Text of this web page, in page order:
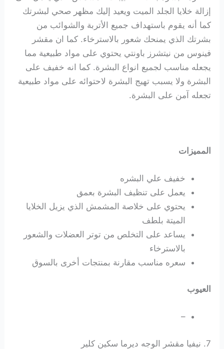
إزالة خلايا الجلد الميت ويعيد إليك مظهر صحي لبشرتك
كما أنه يقوم باستهداف جميع الأتربة والشوائب من
بشرتك الذي يمنحك شعور بالاسترخاء. كما ان مقشر
فينوس من نيتشرز باونتي يحتوي على مواد طبيعية مما
يجعله مناسب لجميع انواع البشرة. كما انه خفيف على
البشرة ولا يسبب تهيج البشرة لاحتوائه على مواد طبيعية
تجعله آمن على البشرة.
المميزات
خفيف علي البشره
يعمل على تنظيف البشرة بعمق
يحتوي على خلاصة المشمش الذي يزيل الخلايا
الميتة بلطف
يساعد على التخلص من توتر العضلات والشعور
بالاسترخاء
سعره مناسب مقارنة بمنتجات أخرى بالسوق
العيوب
–
7. نيفيا مقشر الوجه ديرما سكين كلير